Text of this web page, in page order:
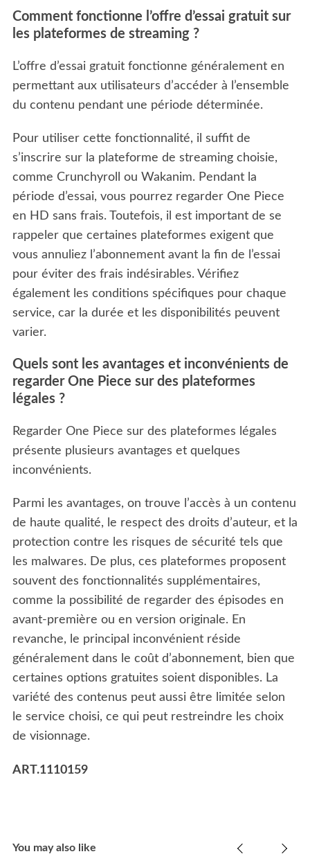
Comment fonctionne l’offre d’essai gratuit sur
les plateformes de streaming ?
L’offre d’essai gratuit fonctionne généralement en
permettant aux utilisateurs d’accéder à l’ensemble
du contenu pendant une période déterminée.
Pour utiliser cette fonctionnalité, il suffit de
s’inscrire sur la plateforme de streaming choisie,
comme Crunchyroll ou Wakanim. Pendant la
période d’essai, vous pourrez regarder One Piece
en HD sans frais. Toutefois, il est important de se
rappeler que certaines plateformes exigent que
vous annuliez l’abonnement avant la fin de l’essai
pour éviter des frais indésirables. Vérifiez
également les conditions spécifiques pour chaque
service, car la durée et les disponibilités peuvent
varier.
Quels sont les avantages et inconvénients de
regarder One Piece sur des plateformes
légales ?
Regarder One Piece sur des plateformes légales
présente plusieurs avantages et quelques
inconvénients.
Parmi les avantages, on trouve l’accès à un contenu
de haute qualité, le respect des droits d’auteur, et la
protection contre les risques de sécurité tels que
les malwares. De plus, ces plateformes proposent
souvent des fonctionnalités supplémentaires,
comme la possibilité de regarder des épisodes en
avant-première ou en version originale. En
revanche, le principal inconvénient réside
généralement dans le coût d’abonnement, bien que
certaines options gratuites soient disponibles. La
variété des contenus peut aussi être limitée selon
le service choisi, ce qui peut restreindre les choix
de visionnage.
ART.1110159
You may also like